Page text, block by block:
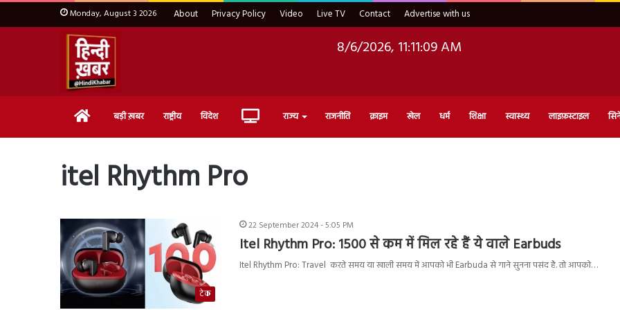
Monday, August 3 2026 About Privacy Policy Video Live TV Contact Advertise with us
8/6/2026, 11:11:10 AM
Home बड़ी ख़बर राष्ट्रीय विदेश Live राज्य राजनीति क्राइम खेल धर्म शिक्षा स्वास्थ्य लाइफ़स्टाइल
itel Rhythm Pro
टेक
22 September 2024 - 5:05 PM
Itel Rhythm Pro: 1500 से कम में मिल रहे हैं ये वाले Earbuds
Itel Rhythm Pro: Travel करते समय या खाली समय में आपको भी Earbuda से गाने सुनना पसंद है. तो आपको…